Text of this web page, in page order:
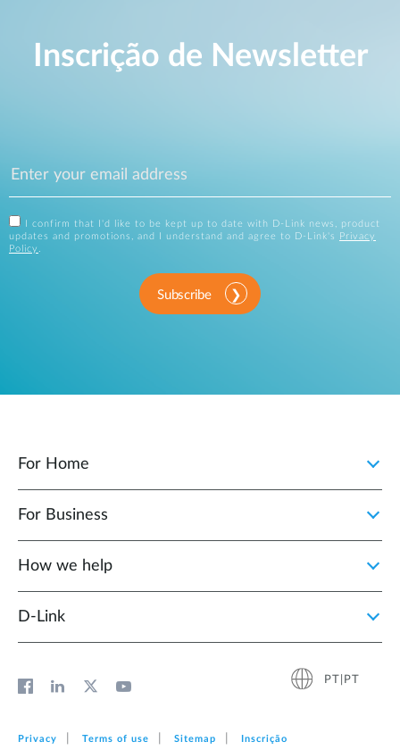
Inscrição de Newsletter
I confirm that I'd like to be kept up to date with D-Link news, product
updates and promotions, and I understand and agree to D-Link's
Privacy
Policy .
Subscribe
For Home
For Business
How we help
D‑Link
PT|PT
Privacy Terms of use Sitemap Inscrição